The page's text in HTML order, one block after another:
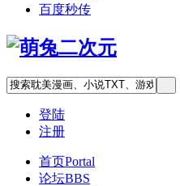
百度秒传
登陆
注册
首页Portal
论坛BBS